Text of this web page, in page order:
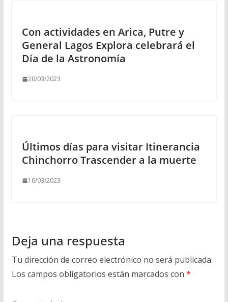
Con actividades en Arica, Putre y
General Lagos Explora celebrará el
Día de la Astronomía
20/03/2023
Últimos días para visitar Itinerancia
Chinchorro Trascender a la muerte
16/03/2023
Deja una respuesta
Tu dirección de correo electrónico no será publicada.
Los campos obligatorios están marcados con *